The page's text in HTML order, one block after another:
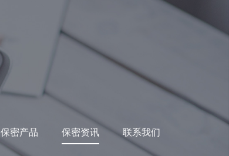
保密产品 保密资讯 联系我们